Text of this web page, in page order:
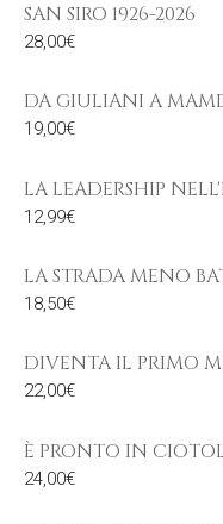
SAN SIRO 1926-2026
28,00€
DA GIULIANI A
19,00€
LA LEADERSHIP
12,99€
LA STRADA MENO
18,50€
DIVENTA IL PRIMO
22,00€
È PRONTO IN
24,00€